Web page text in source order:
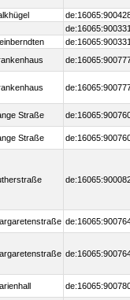
Straße
Straße